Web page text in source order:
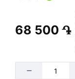
68 500 ֏